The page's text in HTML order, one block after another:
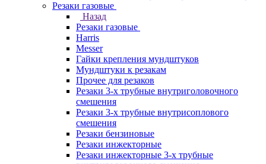
Резаки газовые
Назад
Резаки газовые
Harris
Messer
Гайки крепления мундштуков
Мундштуки к резакам
Прочее для резаков
Резаки 3-х трубные внутриголовочного
смешения
Резаки 3-х трубные внутрисоплового
смешения
Резаки бензиновые
Резаки инжекторные
Резаки инжекторные 3-х трубные